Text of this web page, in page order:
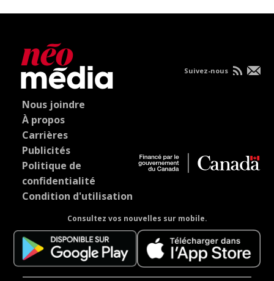
Nous joindre
À propos
Carrières
Publicités
Politique de
confidentialité
Condition d'utilisation
Consultez vos nouvelles sur mobile.
Suivez-nous